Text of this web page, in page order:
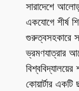
সারাদেশে
একযোগে শীর্ষ
গুরুত্বসহকারে
ভ্রমণযাত্রার
কোয়ার্টার